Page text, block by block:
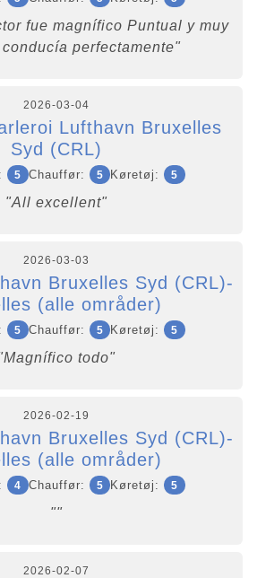
fue magnífico Puntual y muy
perfectamente"
2026-03-04
Lufthavn Bruxelles
Syd (CRL)
5 Chauffør: 5 Køretøj: 5
"All excellent"
2026-03-03
Bruxelles Syd (CRL)-
(alle områder)
5 Chauffør: 5 Køretøj: 5
todo"
2026-02-19
Bruxelles Syd (CRL)-
(alle områder)
4 Chauffør: 5 Køretøj: 5
""
2026-02-07